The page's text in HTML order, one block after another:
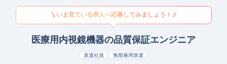
いま見ている求人へ応募してみましょう！
医療用内視鏡機器の品質保証エンジニア
派遣社員 無期雇用派遣